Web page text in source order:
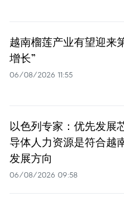
越南榴莲产业有望迎来
增长”
06/08/2026 11:55
以色列专家：优先发展
导体人力资源是符合越
发展方向
06/08/2026 09:58